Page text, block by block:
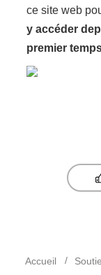
ce site web
y accéder
premier
Accueil